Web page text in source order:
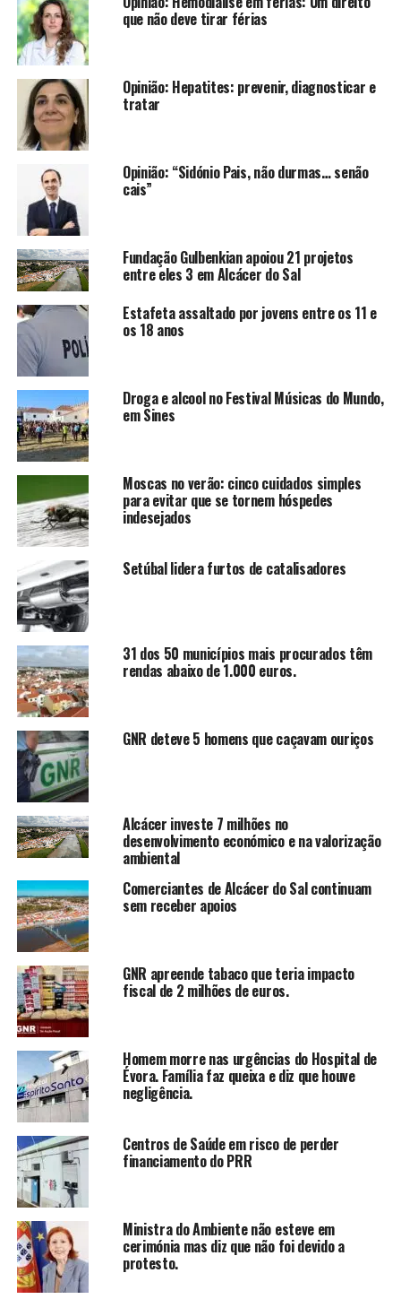
que não deve tirar férias
Opinião: Hepatites: prevenir, diagnosticar e
tratar
Opinião: “Sidónio Pais, não durmas… senão
cais”
Fundação Gulbenkian apoiou 21 projetos
entre eles 3 em Alcácer do Sal
Estafeta assaltado por jovens entre os 11 e
os 18 anos
Droga e alcool no Festival Músicas do Mundo,
em Sines
Moscas no verão: cinco cuidados simples
para evitar que se tornem hóspedes
indesejados
Setúbal lidera furtos de catalisadores
31 dos 50 municípios mais procurados têm
rendas abaixo de 1.000 euros.
GNR deteve 5 homens que caçavam ouriços
Alcácer investe 7 milhões no
desenvolvimento económico e na valorização
ambiental
Comerciantes de Alcácer do Sal continuam
sem receber apoios
GNR apreende tabaco que teria impacto
fiscal de 2 milhões de euros.
Homem morre nas urgências do Hospital de
Évora. Família faz queixa e diz que houve
negligência.
Centros de Saúde em risco de perder
financiamento do PRR
Ministra do Ambiente não esteve em
cerimónia mas diz que não foi devido a
protesto.